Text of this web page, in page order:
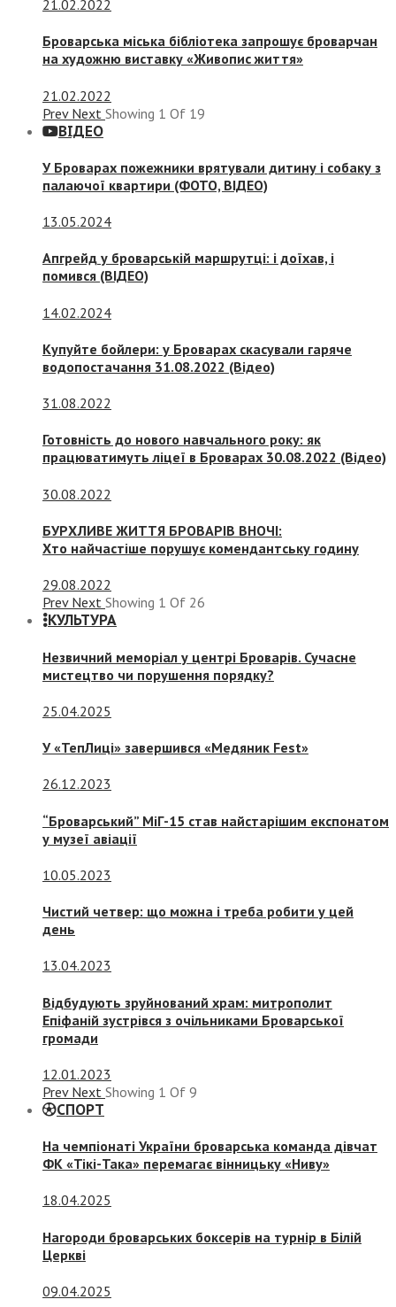
21.02.2022
Броварська міська бібліотека запрошує броварчан
на художню виставку «Живопис життя»
21.02.2022
Prev Next Showing 1 Of 19
ВІДЕО
У Броварах пожежники врятували дитину і собаку з
палаючої квартири (ФОТО, ВІДЕО)
13.05.2024
Апгрейд у броварській маршрутці: і доїхав, і
помився (ВІДЕО)
14.02.2024
Купуйте бойлери: у Броварах скасували гаряче
водопостачання 31.08.2022 (Відео)
31.08.2022
Готовність до нового навчального року: як
працюватимуть ліцеї в Броварах 30.08.2022 (Відео)
30.08.2022
БУРХЛИВЕ ЖИТТЯ БРОВАРІВ ВНОЧІ:
Хто найчастіше порушує комендантську годину
29.08.2022
Prev Next Showing 1 Of 26
КУЛЬТУРА
Незвичний меморіал у центрі Броварів. Сучасне
мистецтво чи порушення порядку?
25.04.2025
У «ТепЛиці» завершився «Медяник Fest»
26.12.2023
“Броварський” МіГ-15 став найстарішим експонатом
у музеї авіації
10.05.2023
Чистий четвер: що можна і треба робити у цей
день
13.04.2023
Відбудують зруйнований храм: митрополит
Епіфаній зустрівся з очільниками Броварської
громади
12.01.2023
Prev Next Showing 1 Of 9
СПОРТ
На чемпіонаті України броварська команда дівчат
ФК «Тікі-Така» перемагає вінницьку «Ниву»
18.04.2025
Нагороди броварських боксерів на турнір в Білій
Церкві
09.04.2025